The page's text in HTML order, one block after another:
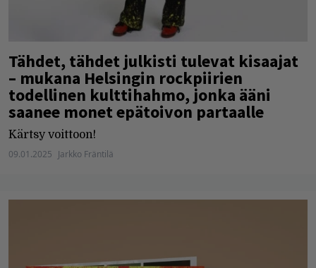
Tähdet, tähdet julkisti tulevat kisaajat
– mukana Helsingin rockpiirien
todellinen kulttihahmo, jonka ääni
saanee monet epätoivon partaalle
Kärtsy voittoon!
09.01.2025 Jarkko Fräntilä